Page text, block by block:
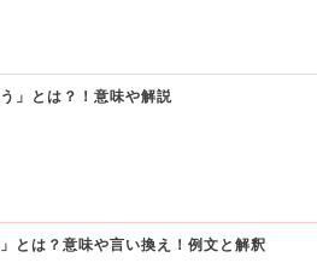
う」とは？！意味や解説
」とは？意味や言い換え！例文と解釈